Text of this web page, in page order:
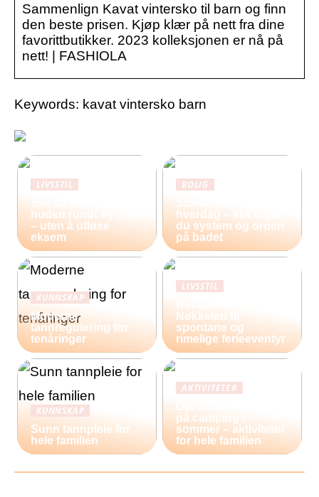
Sammenlign Kavat vintersko til barn og finn
den beste prisen. Kjøp klær på nett fra dine
favorittbutikker. 2023 kolleksjonen er nå på
nett! | FASHIOLA
Keywords: kavat vintersko barn
LIVSSTIL
huden rundt øynene
– uten å utløse
eksem
BOLIG
hverdag – slik lager
du system og orden
på badet
KUNNSKAP
Moderne
tannregulering for
tenåringer
LIVSSTIL
Nøkkelen til
spontane og
rimelige ferieeventyr
KUNNSKAP
Sunn tannpleie for
hele familien
AKTIVITETER
på camping i
sommer – aktiviteter
for hele familien